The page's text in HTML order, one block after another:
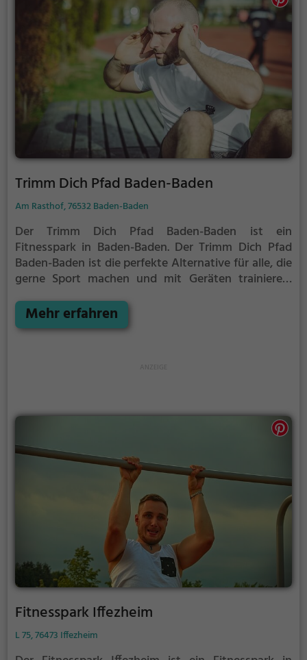
Trimm Dich Pfad Baden-Baden
Am Rasthof, 76532 Baden-Baden
Der Trimm Dich Pfad Baden-Baden ist ein
Fitnesspark in Baden-Baden. Der Trimm Dich Pfad
Baden-Baden ist die perfekte Alternative für alle, die
gerne Sport machen und mit Geräten trainieren,
haben.
Mehr erfahren
Fitnesspark Iffezheim
L 75, 76473 Iffezheim